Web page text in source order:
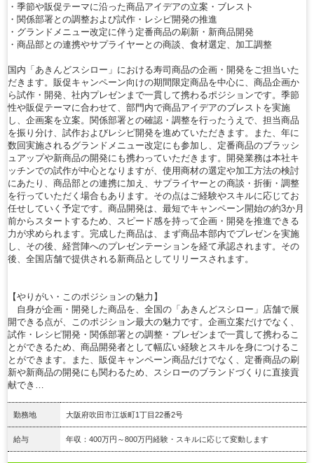
・季節や販促テーマに沿った商品アイデアの立案・ブレスト
・関係部署との調整および試作・レシピ開発の推進
・グランドメニュー改定に伴う定番商品の刷新・新商品開発
・商品部との連携やサプライヤーとの商談、食材選定、加工調整
国内「あきんどスシロー」における寿司商品の企画・開発をご担当いた
だきます。販促キャンペーン向けの期間限定商品を中心に、商品企画か
ら試作・開発、社内プレゼンまで一貫して携わるポジションです。季節
性や販促テーマに合わせて、部門内で商品アイデアのブレストを実施
し、企画案を立案。関係部署との確認・調整を行ったうえで、担当商品
を振り分け、試作およびレシピ開発を進めていただきます。また、年に
数回実施されるグランドメニュー改定にも参加し、定番商品のブラッシ
ュアップや新商品の開発にも携わっていただきます。開発業務は本社キ
ッチンでの試作が中心となりますが、使用商材の選定や加工方法の検討
にあたり、商品部との連携に加え、サプライヤーとの商談・折衝・調整
を行っていただく場合もあります。その点はご経験やスキルに応じてお
任せしていく予定です。商品開発は、最短でキャンペーン開始の約3か月
前からスタートするため、スピード感を持って企画・開発を推進できる
力が求められます。完成した商品は、まず商品本部内でプレゼンを実施
し、その後、経営陣へのプレゼンテーションを経て承認されます。その
後、全国店舗で提供される新商品としてリリースされます。
【やりがい・このポジションの魅力】
自身が企画・開発した商品を、全国の「あきんどスシロー」店舗で展
開できる点が、このポジション最大の魅力です。企画立案だけでなく、
試作・レシピ開発・関係部署との調整・プレゼンまで一貫して携わるこ
とができるため、商品開発者として幅広い経験とスキルを身につけるこ
とができます。また、販促キャンペーン商品だけでなく、定番商品の刷
新や新商品の開発にも関わるため、スシローのブランドづくりに直接貢
献でき…
勤務地 大阪府吹田市江坂町1丁目22番2号
給与 年収：400万円～800万円経験・スキルに応じて変動します